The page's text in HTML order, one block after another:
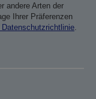
andere Arten der
Ihrer Präferenzen
Datenschutzrichtlinie